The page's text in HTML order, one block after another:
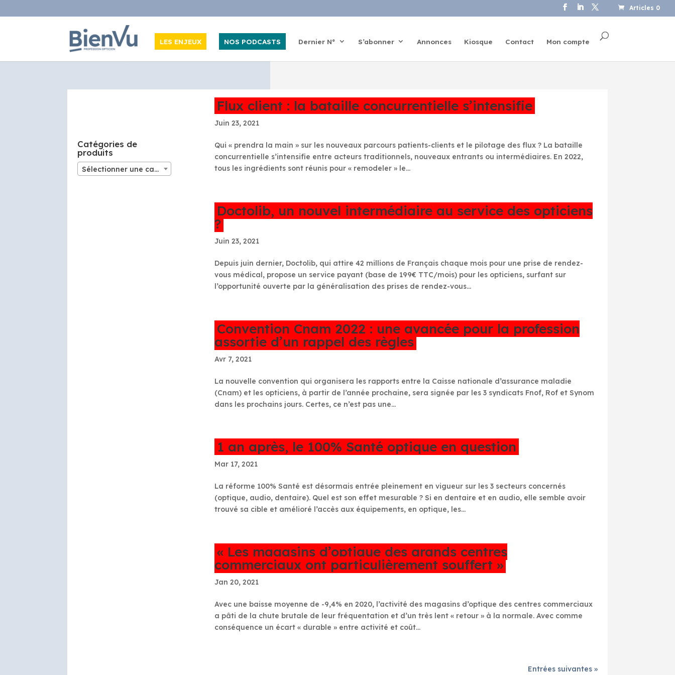
Articles 0
LES ENJEUX NOS PODCASTS Dernier N° S’abonner Annonces Kiosque Contact Mon compte
Flux client : la bataille concurrentielle s’intensifie
Juin 23, 2021
Qui « prendra la main » sur les nouveaux parcours patients-clients et le pilotage des flux ? La bataille
concurrentielle s’intensifie entre acteurs traditionnels, nouveaux entrants ou intermédiaires. En 2022,
tous les ingrédients sont réunis pour « remodeler » le...
Doctolib, un nouvel intermédiaire au service des opticiens
?
Juin 23, 2021
Depuis juin dernier, Doctolib, qui attire 42 millions de Français chaque mois pour une prise de rendez-
vous médical, propose un service payant (base de 199€ TTC/mois) pour les opticiens, surfant sur
l’opportunité ouverte par la généralisation des prises de rendez-vous...
Convention Cnam 2022 : une avancée pour la profession
assortie d’un rappel des règles
Avr 7, 2021
La nouvelle convention qui organisera les rapports entre la Caisse nationale d’assurance maladie
(Cnam) et les opticiens, à partir de l’année prochaine, sera signée par les 3 syndicats Fnof, Rof et Synom
dans les prochains jours. Certes, ce n’est pas une...
1 an après, le 100% Santé optique en question
Mar 17, 2021
La réforme 100% Santé est désormais entrée pleinement en vigueur sur les 3 secteurs concernés
(optique, audio, dentaire). Quel est son effet mesurable ? Si en dentaire et en audio, elle semble avoir
trouvé sa cible et amélioré l’accès aux équipements, en optique, les...
« Les magasins d’optique des grands centres
commerciaux ont particulièrement souffert »
Jan 20, 2021
Avec une baisse moyenne de -9,4% en 2020, l’activité des magasins d’optique des centres commerciaux
a pâti de la chute brutale de leur fréquentation et d’un très lent « retour » à la normale. Avec comme
conséquence un écart « durable » entre activité et coût...
Entrées suivantes »
Catégories de
produits
Sélectionner une catégorie